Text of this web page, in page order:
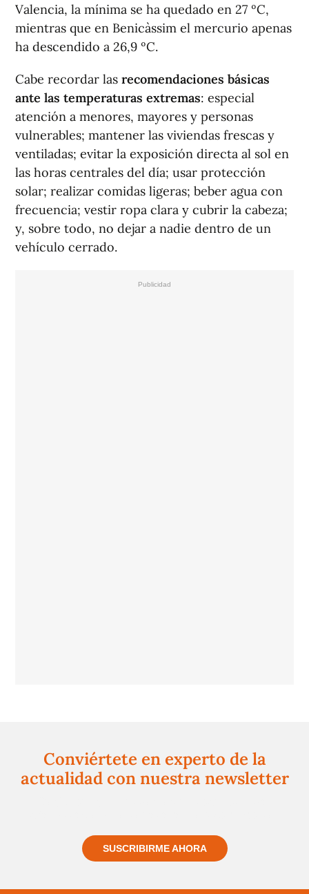
Valencia, la mínima se ha quedado en 27 ºC,
mientras que en Benicàssim el mercurio apenas
ha descendido a 26,9 ºC.
Cabe recordar las recomendaciones básicas
ante las temperaturas extremas: especial
atención a menores, mayores y personas
vulnerables; mantener las viviendas frescas y
ventiladas; evitar la exposición directa al sol en
las horas centrales del día; usar protección
solar; realizar comidas ligeras; beber agua con
frecuencia; vestir ropa clara y cubrir la cabeza;
y, sobre todo, no dejar a nadie dentro de un
vehículo cerrado.
Conviértete en experto de la
actualidad con nuestra newsletter
SUSCRIBIRME AHORA